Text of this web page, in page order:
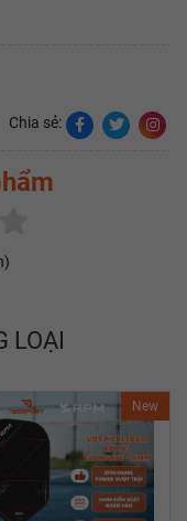
Chia sẻ:
LOẠI
New